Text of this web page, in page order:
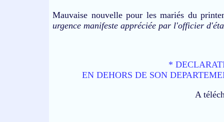
Mauvaise nouvelle pour les mariés du
urgence manifeste appréciée par l'officier
*
EN DEHORS DE SON
A